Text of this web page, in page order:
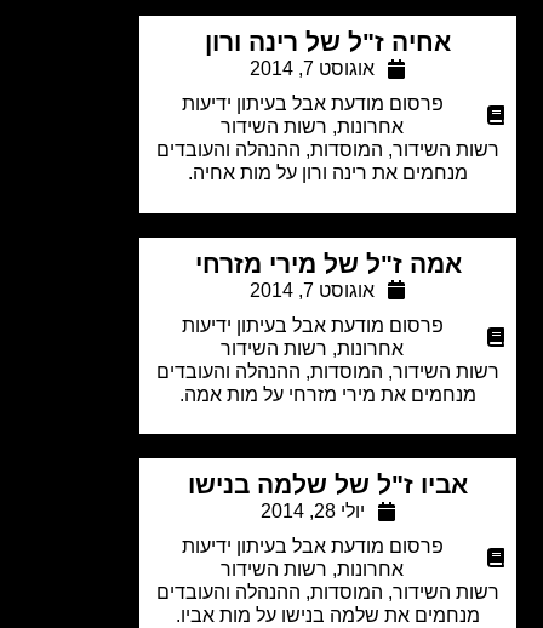
אחיה ז"ל של רינה ורון
אוגוסט 7, 2014
פרסום מודעת אבל בעיתון ידיעות
אחרונות,רשות השידור
השידור, המוסדות, ההנהלה והעובדים
מנחמים את רינה ורון על מות אחיה.
אמה ז"ל של מירי מזרחי
אוגוסט 7, 2014
פרסום מודעת אבל בעיתון ידיעות
אחרונות,רשות השידור
השידור, המוסדות, ההנהלה והעובדים
מנחמים את מירי מזרחי על מות אמה.
אביו ז"ל של שלמה בנישו
פרסום מודעת אבל בעיתון ידיעות
אחרונות,רשות השידור
השידור, המוסדות, ההנהלה והעובדים
מנחמים את שלמה בנישו על מות אביו.